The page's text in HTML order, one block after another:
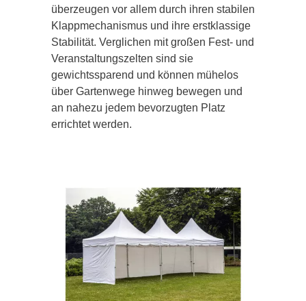
überzeugen vor allem durch ihren stabilen
Klappmechanismus und ihre erstklassige
Stabilität. Verglichen mit großen Fest- und
Veranstaltungszelten sind sie
gewichtssparend und können mühelos
über Gartenwege hinweg bewegen und
an nahezu jedem bevorzugten Platz
errichtet werden.